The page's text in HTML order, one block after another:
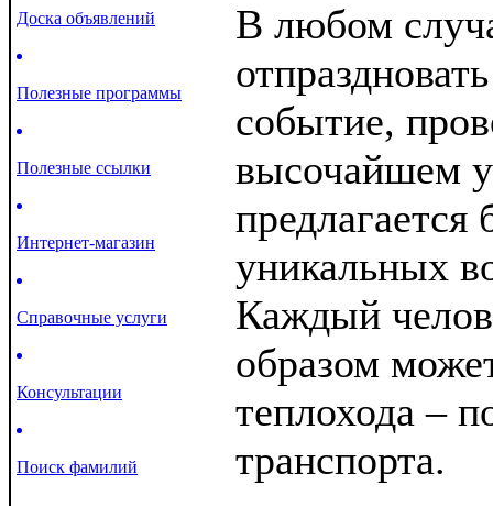
Доска объявлений
Полезные программы
Полезные ссылки
Интернет-магазин
Справочные услуги
Консультации
Поиск фамилий
В любом
событие,
высочайшем
предлагается
уникальных
Каждый
образом
теплохода –
транспорта.